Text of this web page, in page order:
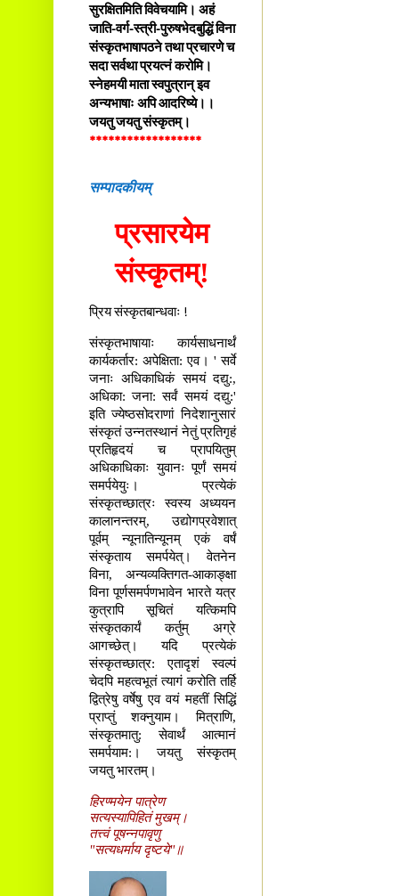
सुरक्षितमिति विवेचयामि। अहं
जाति-वर्ग-स्त्री-पुरुषभेदबुद्धिं विना
संस्कृतभाषापठने तथा प्रचारणे च
सदा सर्वथा प्रयत्नं करोमि।
स्नेहमयी माता स्वपुत्रान् इव
अन्यभाषाः अपि आदरिष्ये।।
जयतु जयतु संस्कृतम्।
******************
सम्पादकीयम्
प्रसारयेम
संस्कृतम्!
प्रिय संस्कृतबान्धवाः !
संस्कृतभाषायाः कार्यसाधनार्थं
कार्यकर्तार: अपेक्षिता: एव। ' सर्वे
जनाः अधिकाधिकं समयं दद्यु:,
अधिका: जना: सर्वं समयं दद्यु:'
इति ज्येष्ठसोदराणां निदेशानुसारं
संस्कृतं उन्नतस्थानं नेतुं प्रतिगृहं
प्रतिहृदयं च प्रापयितुम्
अधिकाधिकाः युवानः पूर्णं समयं
समर्पयेयुः। प्रत्येकं
संस्कृतच्छात्रः स्वस्य अध्ययन
कालानन्तरम्, उद्योगप्रवेशात्
पूर्वम् न्यूनातिन्यूनम् एकं वर्षं
संस्कृताय समर्पयेत्। वेतनेन
विना, अन्यव्यक्तिगत-आकाङ्क्षा
विना पूर्णसमर्पणभावेन भारते यत्र
कुत्रापि सूचितं यत्किमपि
संस्कृतकार्यं कर्तुम् अग्रे
आगच्छेत्। यदि प्रत्येकं
संस्कृतच्छात्र: एतादृशं स्वल्पं
चेदपि महत्वभूतं त्यागं करोति तर्हि
द्वित्रेषु वर्षेषु एव वयं महतीं सिद्धिं
प्राप्तुं शक्नुयाम। मित्राणि,
संस्कृतमातु: सेवार्थं आत्मानं
समर्पयाम:। जयतु संस्कृतम्
जयतु भारतम्।
हिरण्मयेन पात्रेण
सत्यस्यापिहितं मुखम्।
तत्त्वं पूषन्नपावृणु
"सत्यधर्माय दृष्टये"॥